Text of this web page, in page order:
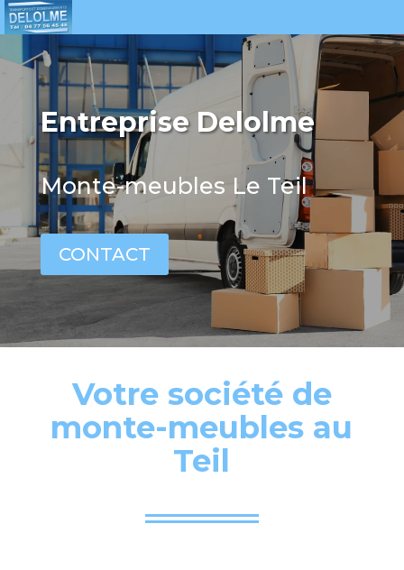
Entreprise Delolme
Monte-meubles Le Teil
CONTACT
Votre société de
monte-meubles au
Teil